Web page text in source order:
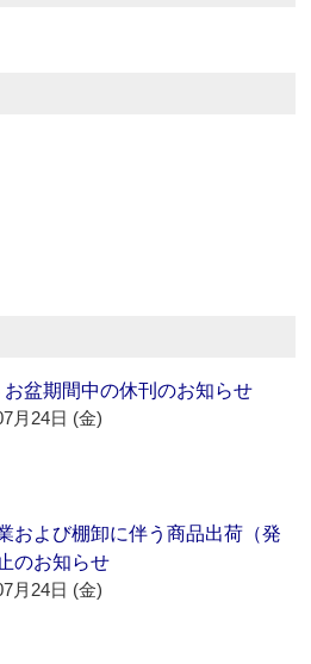
お盆期間中の休刊のお知らせ
月24日 (金)
および棚卸に伴う商品出荷（発
のお知らせ
月24日 (金)